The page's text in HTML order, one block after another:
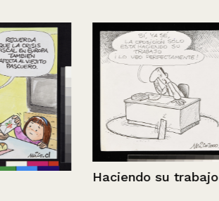
Haciendo su trabajo